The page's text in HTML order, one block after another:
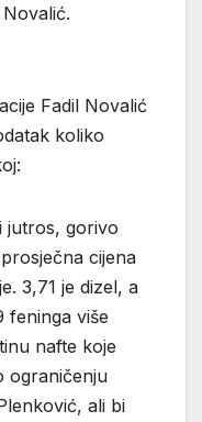
Fadil Novalić
koliko
jutros, gorivo
cijena
3,71 je dizel, a
feninga više
nafte koje
ograničenju
ali bi